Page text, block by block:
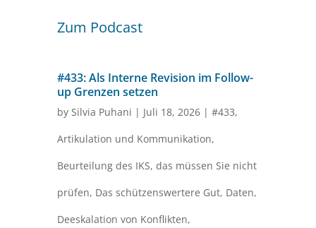
Zum Podcast
#433: Als Interne Revision im Follow-
up Grenzen setzen
by Silvia Puhani | Juli 18, 2026| #433,
Artikulation und Kommunikation,
Beurteilung des IKS, das müssen Sie nicht
prüfen, Das schützenswertere Gut, Daten,
Deeskalation von Konflikten,